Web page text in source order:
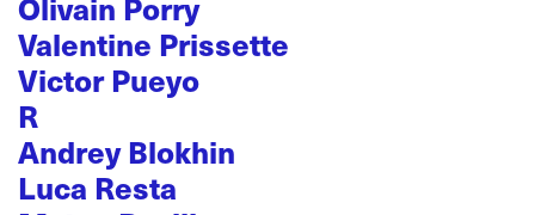
Valentine Prissette
Victor Pueyo
R
Andrey Blokhin
Luca Resta